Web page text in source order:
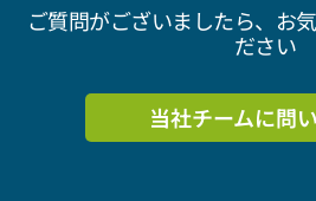
ご質問がございましたら、お
ださい
当社チームに問